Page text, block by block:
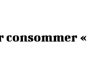
consommer «